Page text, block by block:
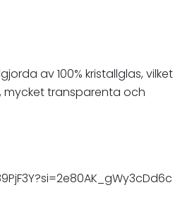
av 100% kristallglas, vilket
transparenta och